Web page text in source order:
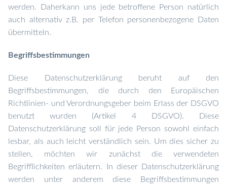
werden. Daherkann uns jede betroffene Person natürlich
auch alternativ z.B. per Telefon personenbezogene Daten
übermitteln.
Begriffsbestimmungen
Diese Datenschutzerklärung beruht auf den
Begriffsbestimmungen, die durch den Europäischen
Richtlinien- und Verordnungsgeber beim Erlass der DSGVO
benutzt wurden (Artikel 4 DSGVO). Diese
Datenschutzerklärung soll für jede Person sowohl einfach
lesbar, als auch leicht verständlich sein. Um dies sicher zu
stellen, möchten wir zunächst die verwendeten
Begrifflichkeiten erläutern. In dieser Datenschutzerklärung
werden unter anderem diese Begriffsbestimmungen